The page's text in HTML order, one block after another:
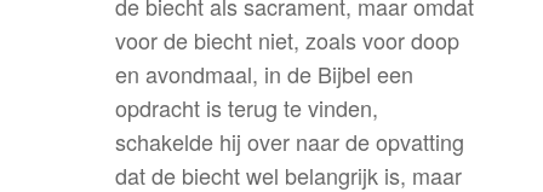
voor de biecht niet, zoals voor doop
en avondmaal, in de Bijbel een
opdracht is terug te vinden,
schakelde hij over naar de opvatting
dat de biecht wel belangrijk is, maar